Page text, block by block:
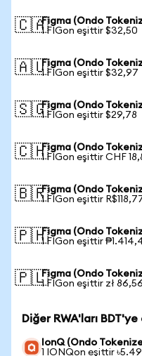
🇨🇦Figma (Ondo
1 FIGon eşittir $32,50
🇦🇺Figma (Ondo
1 FIGon eşittir $32,97
🇸🇬Figma (Ondo
1 FIGon eşittir $29,78
🇨🇭Figma (Ondo
1 FIGon eşittir CHF
🇧🇷Figma (Ondo
1 FIGon eşittir
🇵🇭Figma (Ondo
1 FIGon eşittir
🇵🇱Figma (Ondo
1 FIGon eşittir zł 86,56
Diğer RWA'ları
IonQ (Ondo
1 IONQon eşittir